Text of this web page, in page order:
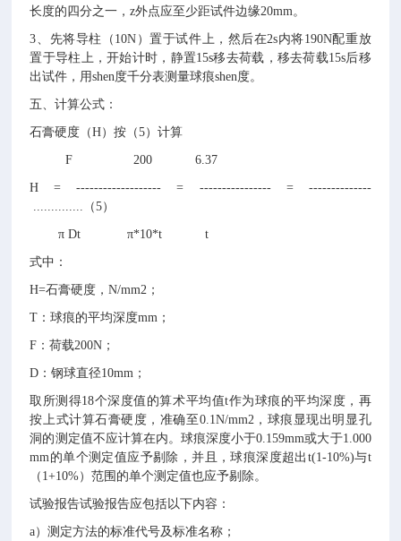
长度的四分之一，z外点应至少距试件边缘20mm。
3、先将导柱（ 10N ）置于试件上，然后在2s内将190N配重放
置于导柱上，开始计时，静置15s移去荷载，移去荷载15s后移
出试件，用shen度千分表测量球痕shen度。
五、计算公式：
石膏硬度（H）按（5）计算
F 200 6.37
H = ------------------- = ---------------- = --------------
.............. （5）
πDtπ*10*t t
式中：
H=石膏硬度，N/mm2 ；
T ：球痕的平均深度mm ；
F ：荷载200N ；
D ：钢球直径10mm ；
取所测得18个深度值的算术平均值t作为球痕的平均深度，再
按上式计算石膏硬度，准确至 0.1N/mm2，球痕显现出明显孔
洞的测定值不应计算在内。球痕深度小于0.159mm或大于1.000
mm的单个测定值应予剔除，并且，球痕深度超出 t(1-10%)与t
（ 1+10%）范围的单个测定值也应予剔除。
试验报告试验报告应包括以下内容：
a）测定方法的标准代号及标准名称；